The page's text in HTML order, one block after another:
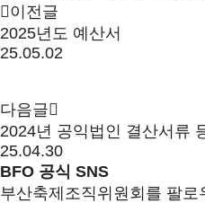
이전글
2025년도 예산서
25.05.02
다음글
2024년 공익법인 결산서류
25.04.30
BFO 공식 SNS
부산축제조직위원회를 팔로